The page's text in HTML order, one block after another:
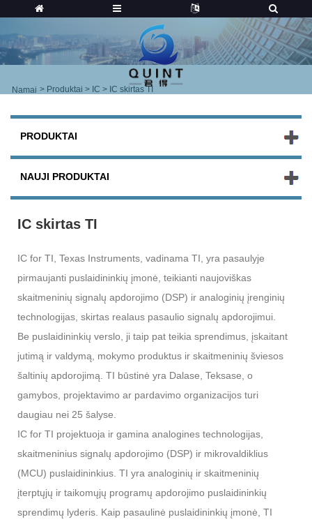
Namai > Produktai > IC > IC skirtas TI
PRODUKTAI
NAUJI PRODUKTAI
IC skirtas TI
IC for TI, Texas Instruments, vadinama TI, yra pasaulyje
pirmaujanti puslaidininkių įmonė, teikianti naujoviškas
skaitmeninių signalų apdorojimo (DSP) ir analoginių įrenginių
technologijas, skirtas realaus pasaulio signalų apdorojimui.
Be puslaidininkių verslo, ji taip pat teikia sprendimus, įskaitant
jutimą ir valdymą, mokymo produktus ir skaitmeninių šviesos
šaltinių apdorojimą. TI būstinė yra Dalase, Teksase, o
gamybos, projektavimo ar pardavimo organizacijos turi
daugiau nei 25 šalyse.
IC for TI projektuoja ir gamina analogines technologijas,
skaitmeninius signalų apdorojimo (DSP) ir mikrovaldiklius
(MCU) puslaidininkius. TI yra analoginių ir skaitmeninių
įterptųjų ir taikomųjų programų apdorojimo puslaidininkių
sprendimų lyderis. Kaip pasaulinė puslaidininkių įmonė, TI